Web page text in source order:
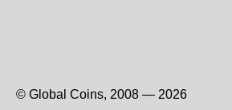
© Global Coins, 2008 — 2026